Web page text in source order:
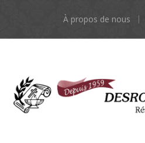
À propos de nous